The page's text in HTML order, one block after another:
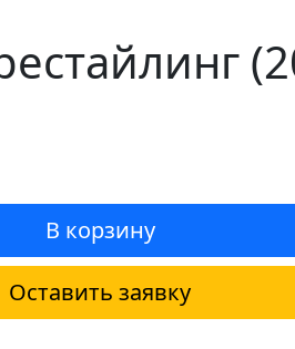
В корзину
Оставить заявку